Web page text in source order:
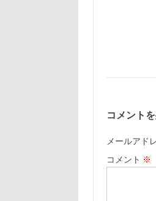
コメント
メールアド
コメント ※